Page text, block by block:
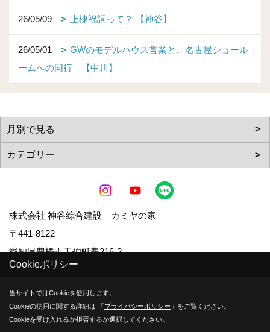
26/05/09 上棟祝詞って？ 【神谷】
26/05/01
GWのモデルハウス営業と、名古屋ショール
ームへの同行 【中川】
株式会社 神谷綜合建設 カミヤの家
〒441-8122
愛知県豊橋市天伯町豊216-2
TEL：0532-48-5252
FAX：0532-48-7955
Cookieポリシー
当サイトではCookieを使用します。
Cookieの使用に関する詳細は 「プライバシーポリシー 」をご覧ください。
Cookieを受け入れるか拒否するか選択してください。